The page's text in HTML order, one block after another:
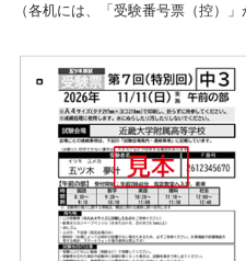
（各机には、「受験番号票（控）」